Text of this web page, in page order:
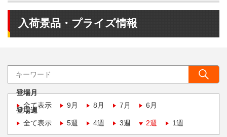
入荷景品・プライズ情報
登場月
全て表示
9月 8月 7月 6月
登場週
全て表示
5週 4週 3週 2週 1週